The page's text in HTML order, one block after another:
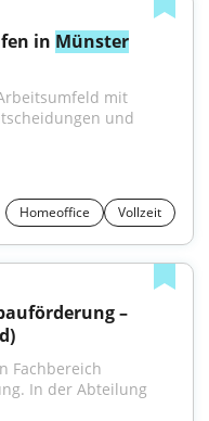
in Münster
mit
und
Homeoffice Vollzeit
–
Fachbereich
In der Abteilung